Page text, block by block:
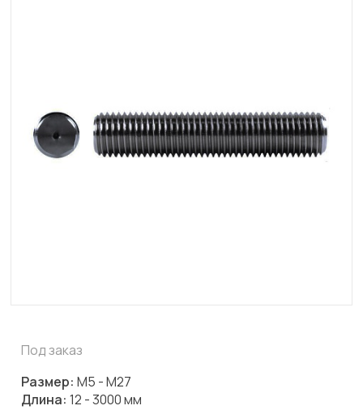
Под заказ
Размер: М5 - М27
Длина: 12 - 3000 мм